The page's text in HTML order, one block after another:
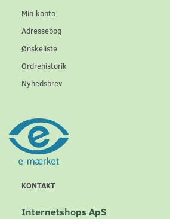
Min konto
Adressebog
Ønskeliste
Ordrehistorik
Nyhedsbrev
KONTAKT
Internetshops ApS